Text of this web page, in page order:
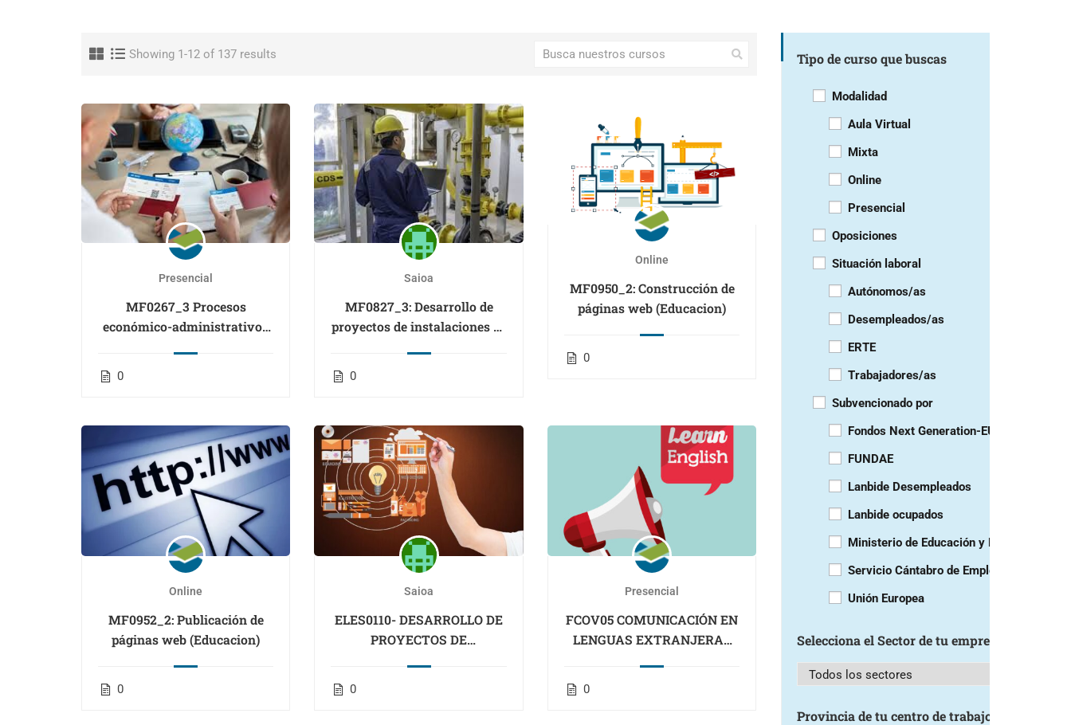
Showing 1-12 of 137 results
Presencial
MF0267_3 Procesos
económico-administrativos
0
Saioa
MF0827_3: Desarrollo de
proyectos de instalaciones de
0
Online
MF0950_2: Construcción de
páginas web (Educacion)
0
Online
MF0952_2: Publicación de
páginas web (Educacion)
0
Saioa
ELES0110- DESARROLLO DE
PROYECTOS DE
REDES DE VOZ Y DATOS EN
0
Presencial
FCOV05 COMUNICACIÓN EN
LENGUAS EXTRANJERAS
0
Tipo de curso que buscas
Modalidad
Aula Virtual
Mixta
Online
Presencial
Oposiciones
Situación laboral
Autónomos/as
Desempleados/as
ERTE
Trabajadores/as
Subvencionado por
Fondos Next Generation-EU
FUNDAE
Lanbide Desempleados
Lanbide ocupados
Ministerio de Educación y Formación
Servicio Cántabro de Empleo
Unión Europea
Selecciona el Sector de tu empresa
Provincia de tu centro de trabajo